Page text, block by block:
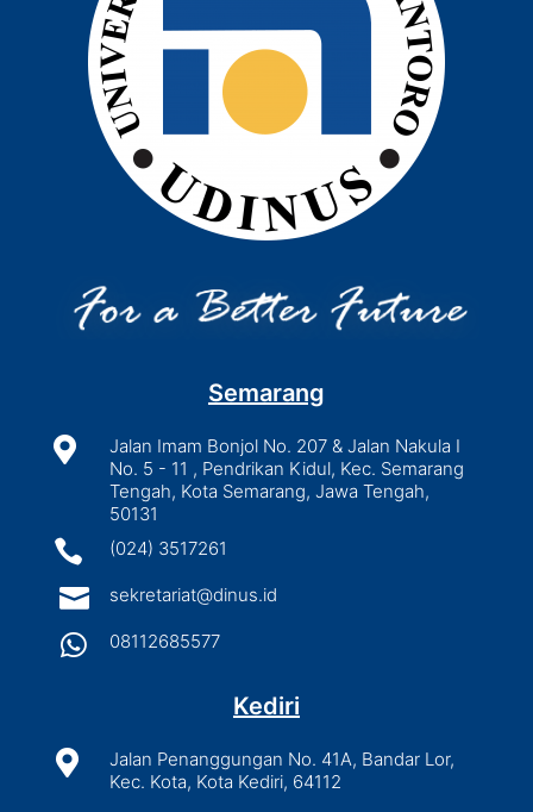
Semarang

Jalan Imam Bonjol No. 207 & Jalan Nakula I
No. 5 - 11 , Pendrikan Kidul, Kec. Semarang
Tengah, Kota Semarang, Jawa Tengah,
50131
 (024) 3517261
 sekretariat@dinus.id
 08112685577
Kediri

Jalan Penanggungan No. 41A, Bandar Lor,
Kec. Kota, Kota Kediri, 64112